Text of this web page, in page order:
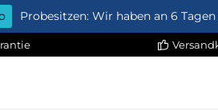
Probesitzen: Wir haben an 6